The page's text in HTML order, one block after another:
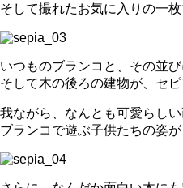
そして撮れたお気に入りの一枚
いつものブランコと、その並
そして木の後ろの建物が、セピ
我ながら、なんとも可愛らしい
ブランコで遊ぶ子供たちの姿